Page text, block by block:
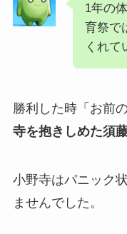
1年の
育祭で
くれ
勝利した時「お前
寺を抱きしめた須藤
小野寺はパニック
ませんでした。